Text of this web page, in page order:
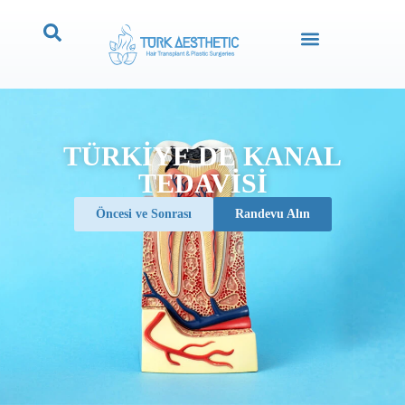
TÜRKIYE DE KANAL
TEDAVISI
Öncesi ve Sonrası Randevu Alın